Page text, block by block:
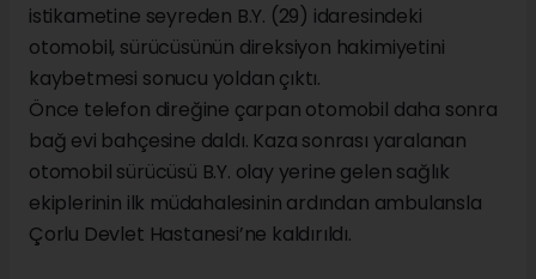
istikametine seyreden B.Y. (29) idaresindeki
otomobil, sürücüsünün direksiyon hakimiyetini
kaybetmesi sonucu yoldan çıktı.
Önce telefon direğine çarpan otomobil daha sonra
bağ evi bahçesine daldı. Kaza sonrası yaralanan
otomobil sürücüsü B.Y. olay yerine gelen sağlık
ekiplerinin ilk müdahalesinin ardından ambulansla
Çorlu Devlet Hastanesi’ne kaldırıldı.